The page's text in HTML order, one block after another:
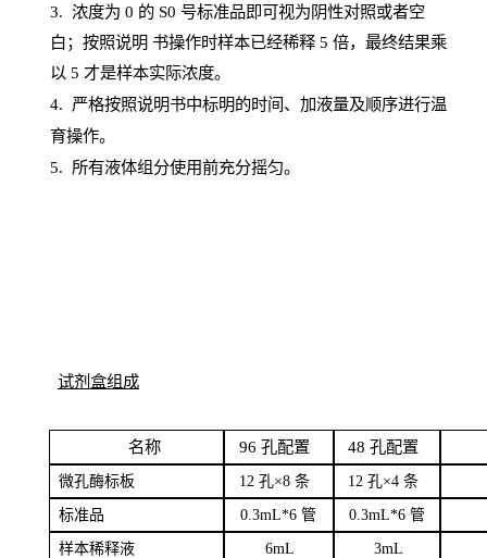
3. 浓度为 0 的 S0 号标准品即可视为阴性对照或者空
白；按照说明 书操作时样本已经稀释5 倍，最终结果乘
以 5 才是样本实际浓度。
4. 严格按照说明书中标明的时间、加液量及顺序进行温
育操作。
5. 所有液体组分使用前充分摇匀。
试剂盒组成
名称 96 孔配置 48 孔配置
微孔酶标板 12 孔×8 条 12 孔×4 条
标准品 0.3mL*6 管 0.3mL*6 管
样本稀释液 6mL 3mL